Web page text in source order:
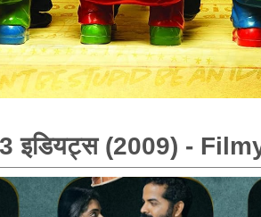
इडियट्स (2009) -